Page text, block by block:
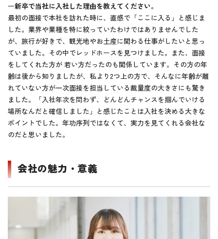
ー新卒で当社に入社した理由を教えてください。
最初の面接で本社を訪れた時に、直感で「ここに入る」と感じま
した。業界や業種を特に絞っていたわけではありませんでした
が、旅行が好きで、観光地やお土産に関わる仕事がしたいと思っ
ていました。その中でレッドホースを見つけました。また、面接
をしてくれた方が 若い方だったのも関係しています。その方の年
齢は後から知りましたが、私より2つ上の方で、そんなに年齢が離
れていない方が一次面接を担当している裁量度の大きさにも驚き
ました。「入社年次を問わず、どんどんチャンスを掴んでいける
場所なんだと確信しました」と感じたことは入社を決める大きな
ポイントでした。年功序列ではなくて、実力を見てくれる会社な
のだと思いました。
会社の魅力・意義